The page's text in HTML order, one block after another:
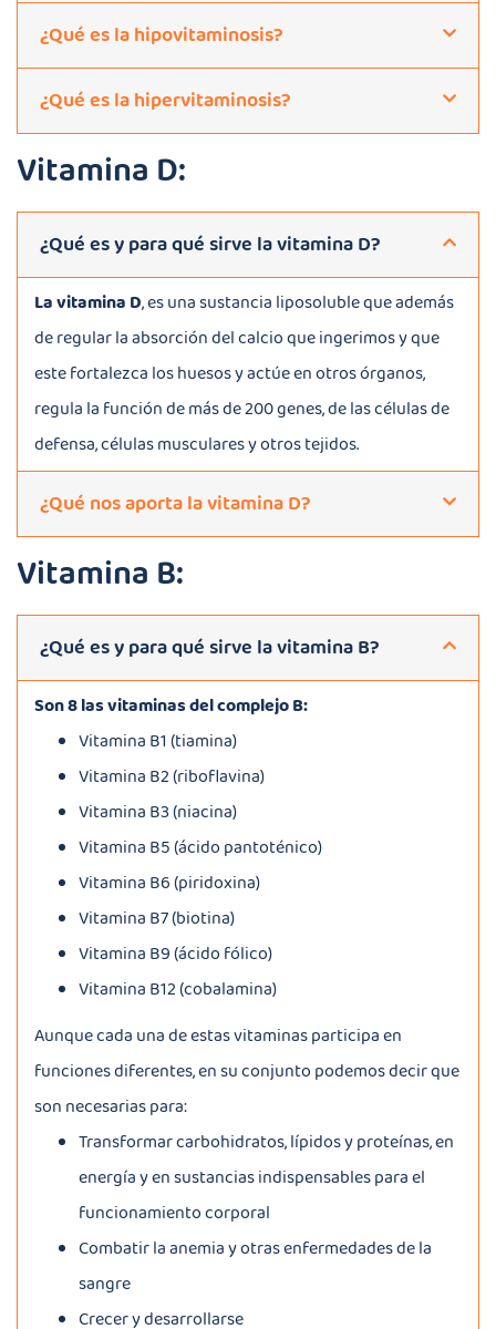
¿Qué es la hipovitaminosis?
¿Qué es la hipervitaminosis?
Vitamina D:
¿Qué es y para qué sirve la vitamina D?
La vitamina D, es una sustancia liposoluble que además
de regular la absorción del calcio que ingerimos y que
este fortalezca los huesos y actúe en otros órganos,
regula la función de más de 200 genes, de las células de
defensa, células musculares y otros tejidos.
¿Qué nos aporta la vitamina D?
Vitamina B:
¿Qué es y para qué sirve la vitamina B?
Son 8 las vitaminas del complejo B:
Vitamina B1 (tiamina)
Vitamina B2 (riboflavina)
Vitamina B3 (niacina)
Vitamina B5 (ácido pantoténico)
Vitamina B6 (piridoxina)
Vitamina B7 (biotina)
Vitamina B9 (ácido fólico)
Vitamina B12 (cobalamina)
Aunque cada una de estas vitaminas participa en
funciones diferentes, en su conjunto podemos decir que
son necesarias para:
Transformar carbohidratos, lípidos y proteínas, en
energía y en sustancias indispensables para el
funcionamiento corporal
Combatir la anemia y otras enfermedades de la
sangre
Crecer y desarrollarse